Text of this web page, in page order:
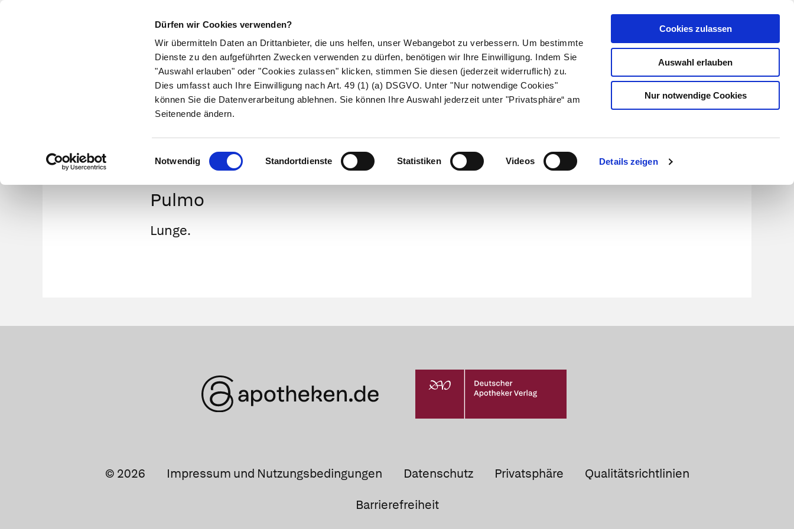
Dürfen wir Cookies verwenden?
Wir übermitteln Daten an Drittanbieter, die uns helfen, unser Webangebot zu verbessern. Um bestimmte
Dienste zu den aufgeführten Zwecken verwenden zu dürfen, benötigen wir Ihre Einwilligung. Indem Sie
"Auswahl erlauben" oder "Cookies zulassen" klicken, stimmen Sie diesen (jederzeit widerruflich) zu.
Dies umfasst auch Ihre Einwilligung nach Art. 49 (1) (a) DSGVO. Unter "Nur notwendige Cookies"
können Sie die Datenverarbeitung ablehnen. Sie können Ihre Auswahl jederzeit unter "Privatsphäre“ am
Seitenende ändern.
Einwilligungsauswahl
Notwendig Standortdienste Statistiken Videos Details zeigen
Cookies zulassen
Auswahl erlauben
Nur notwendige Cookies
Kundenlogin
Suche
Symptome Therapie Medikamente Naturheilkunde Eltern & Kind Gesund leben Über uns
Medizinlexikon
Pulmo
Lunge.
© 2026 Impressum und Nutzungsbedingungen Datenschutz Privatsphäre Qualitätsrichtlinien
Barrierefreiheit